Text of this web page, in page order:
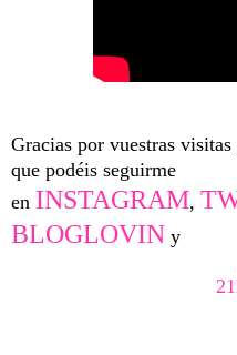
Gracias por vuestras
que podéis seguirme
en INSTAGRAM,
BLOGLOVIN y